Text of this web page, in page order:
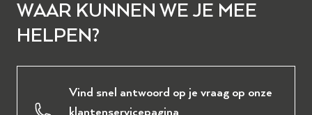
WAAR KUNNEN WE JE MEE
HELPEN?
Vind snel antwoord op je vraag op onze